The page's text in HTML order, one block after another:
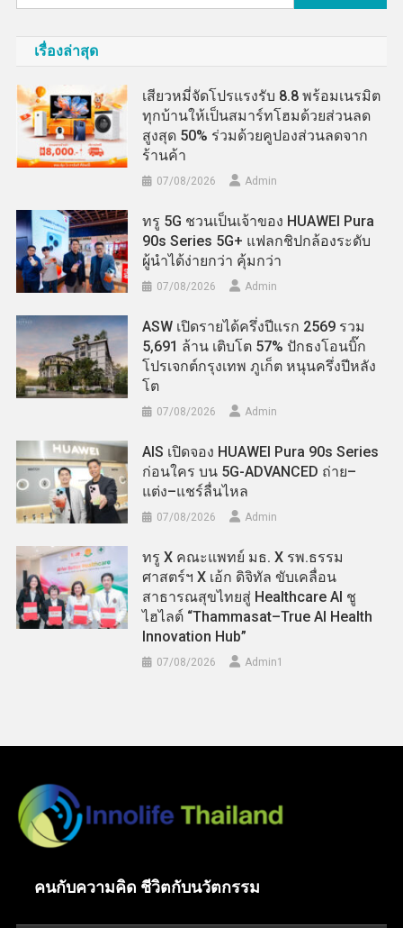
สำหรับ:
เรื่องล่าสุด
เสียวหมี่จัดโปรแรงรับ 8.8 พร้อมเนรมิต
ทุกบ้านให้เป็นสมาร์ทโฮมด้วยส่วนลด
สูงสุด 50% ร่วมด้วยคูปองส่วนลดจาก
ร้านค้า
07/08/2026 Admin
ทรู 5G ชวนเป็นเจ้าของ HUAWEI Pura
90s Series 5G+ แฟลกชิปกล้องระดับ
ผู้นำได้ง่ายกว่า คุ้มกว่า
07/08/2026 Admin
ASW เปิดรายได้ครึ่งปีแรก 2569 รวม
5,691 ล้าน เติบโต 57% ปักธงโอนบิ๊ก
โปรเจกต์กรุงเทพ ภูเก็ต หนุนครึ่งปีหลัง
โต
07/08/2026 Admin
AIS เปิดจอง HUAWEI Pura 90s Series
ก่อนใคร บน 5G-ADVANCED ถ่าย–
แต่ง–แชร์ลื่นไหล
07/08/2026 Admin
ทรู X คณะแพทย์ มธ. X รพ.ธรรม
ศาสตร์ฯ X เอ้ก ดิจิทัล ขับเคลื่อน
สาธารณสุขไทยสู่ Healthcare AI ชู
ไฮไลต์ “Thammasat–True AI Health
Innovation Hub”
07/08/2026 Admin​1
คนกับความคิด ชีวิตกับนวัตกรรม